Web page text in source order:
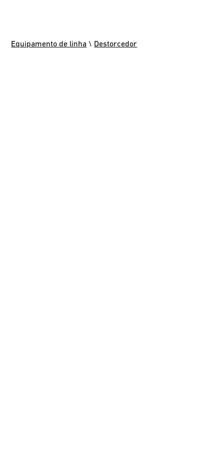
Equipamento de linha \ Destorcedor